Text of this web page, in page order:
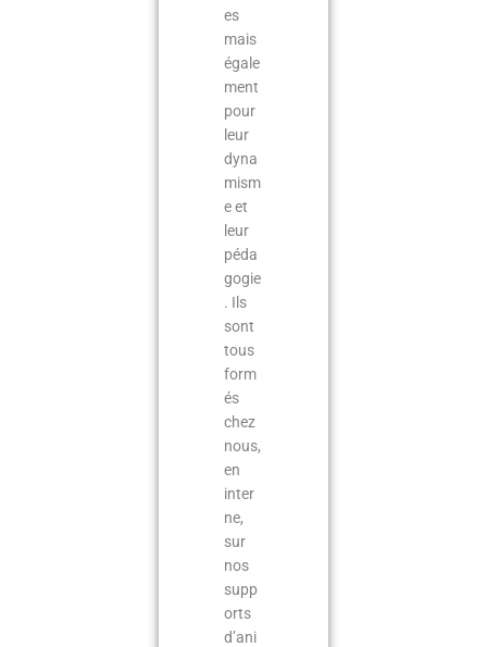
es
mais
égale
ment
pour
leur
dyna
mism
e et
leur
péda
gogie
. Ils
sont
tous
form
és
chez
nous,
en
inter
ne,
sur
nos
supp
orts
d’ani